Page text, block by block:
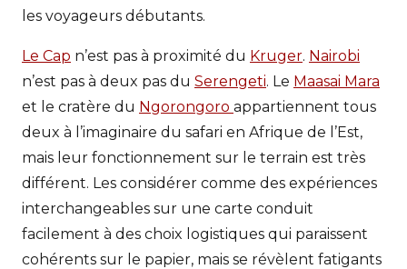
les voyageurs débutants.
Le Cap n’est pas à proximité du Kruger. Nairobi
n’est pas à deux pas du Serengeti. Le Maasai Mara
et le cratère du Ngorongoro appartiennent tous
deux à l’imaginaire du safari en Afrique de l’Est,
mais leur fonctionnement sur le terrain est très
différent. Les considérer comme des expériences
interchangeables sur une carte conduit
facilement à des choix logistiques qui paraissent
cohérents sur le papier, mais se révèlent fatigants